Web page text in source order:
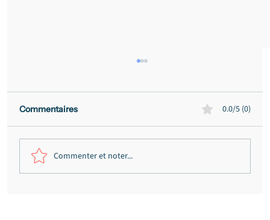
Commentaires 0.0/5 (0)
Commenter et noter...